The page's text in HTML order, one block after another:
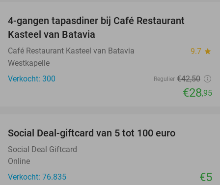
4-gangen tapasdiner bij Café Restaurant
Kasteel van Batavia
Café Restaurant Kasteel van Batavia 9.7 star
Westkapelle
Verkocht: 300
Regulier €42,50
€28,95
Social Deal-giftcard van 5 tot 100 euro
Social Deal Giftcard
Online
Verkocht: 76.835
€5